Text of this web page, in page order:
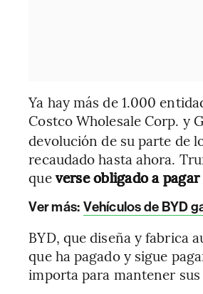
Ya hay más de 1.000
Costco Wholesale Corp. y
devolución de su parte de
recaudado hasta ahora.
queverse obligado a
Ver más: Vehículos de BYD
BYD, que diseña y fabrica
que ha pagado y sigue
importa para mantener